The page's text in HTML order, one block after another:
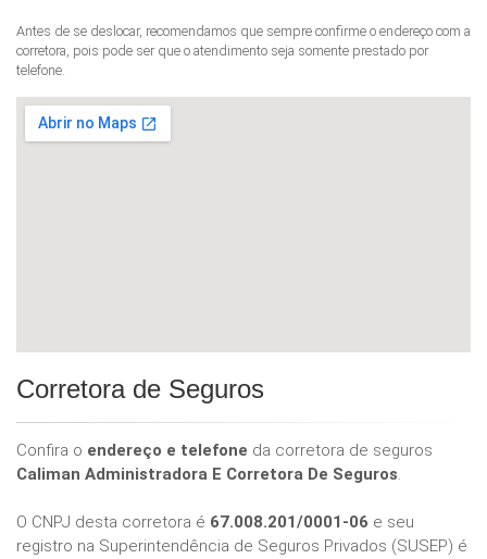
Antes de se deslocar, recomendamos que sempre confirme o endereço com a
corretora, pois pode ser que o atendimento seja somente prestado por
telefone.
Corretora de Seguros
Confira o endereço e telefone da corretora de seguros
Caliman Administradora E Corretora De Seguros.
O CNPJ desta corretora é 67.008.201/0001-06 e seu
registro na Superintendência de Seguros Privados (SUSEP) é